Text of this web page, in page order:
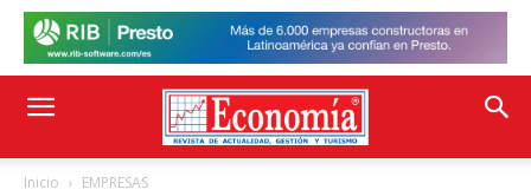
Inicio EMPRESAS